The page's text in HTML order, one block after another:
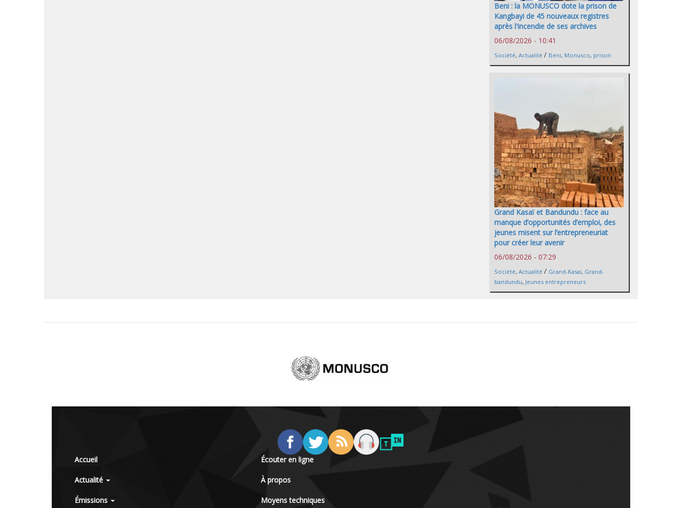
Beni : la MONUSCO dote la prison de
Kangbayi de 45 nouveaux registres
après l'incendie de ses archives
06/08/2026 - 10:41
Société, Actualité / Beni, Monusco, prison
Grand Kasaï et Bandundu : face au
manque d’opportunités d’emploi, des
jeunes misent sur l’entrepreneuriat
pour créer leur avenir
06/08/2026 - 07:29
Société, Actualité / Grand-Kasaï, Grand-
bandundu, Jeunes entrepreneurs
Accueil
Actualité
Émissions
Écouter en ligne
À propos
Moyens techniques